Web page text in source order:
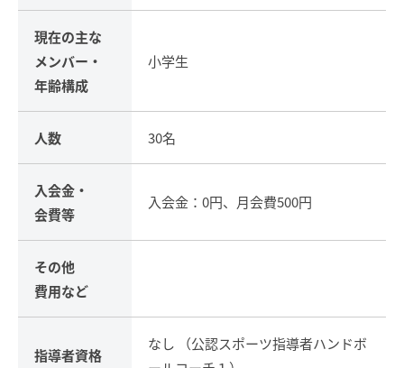
現在の主な
メンバー・
年齢構成
小学生
人数 30名
入会金・
会費等
入会金：0円、月会費500円
その他
費用など
指導者資格
なし （公認スポーツ指導者ハンドボ